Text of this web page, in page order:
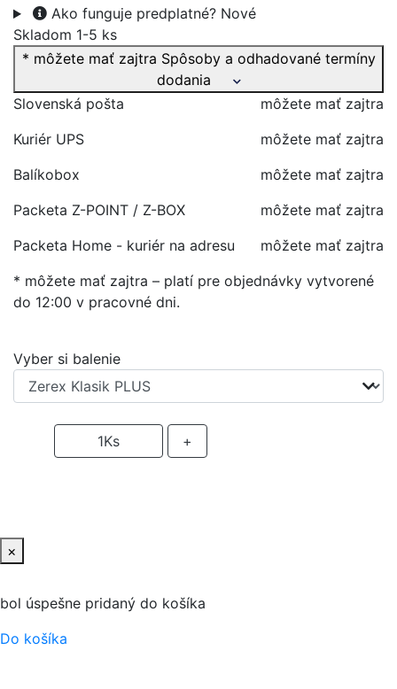
Ako funguje predplatné? Nové
Skladom 1-5 ks
* môžete mať zajtra Spôsoby a odhadované termíny
dodania
Slovenská pošta
môžete mať zajtra
Kuriér UPS
môžete mať zajtra
Balíkobox
môžete mať zajtra
Packeta Z-POINT / Z-BOX
môžete mať zajtra
Packeta Home - kuriér na adresu
môžete mať zajtra
* môžete mať zajtra – platí pre objednávky vytvorené
do 12:00 v pracovné dni.
Vyber si balenie
1Ks +
×
bol úspešne pridaný do košíka
Do košíka